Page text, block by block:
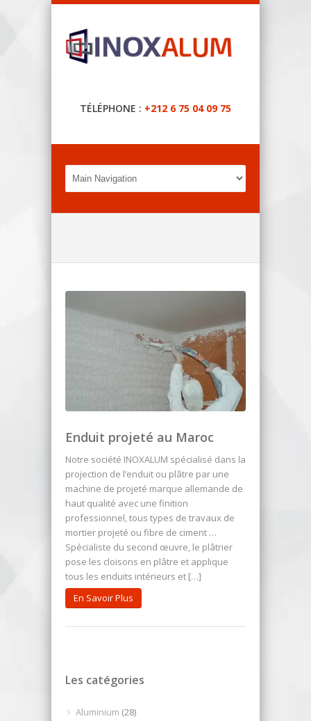
TÉLÉPHONE : +212 6 75 04 09 75
Enduit projeté au Maroc
Notre société INOXALUM spécialisé dans la
projection de l’enduit ou plâtre par une
machine de projeté marque allemande de
haut qualité avec une finition
professionnel, tous types de travaux de
mortier projeté ou fibre de ciment …
Spécialiste du second œuvre, le plâtrier
pose les cloisons en plâtre et applique
tous les enduits intérieurs et […]
En Savoir Plus
Les catégories
Aluminium (28)